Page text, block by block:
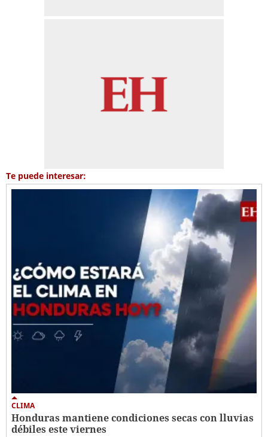
Te puede interesar:
CLIMA
Honduras mantiene condiciones secas con lluvias
débiles este viernes